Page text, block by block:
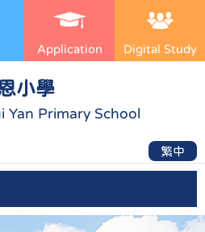
小學
Yan Primary School
Application Digital Study
繁中